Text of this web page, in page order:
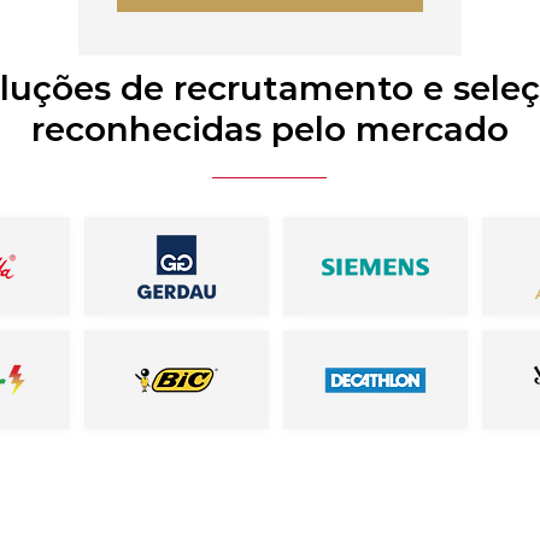
de recrutamento e
reconhecidas pelo mercado